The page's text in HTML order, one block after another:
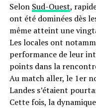
Selon Sud-Ouest,
ont été dominées dès
même atteint une
Les locales ont
performance de leur
points dans la
Au match aller, le 1er
Landes s’étaient
Cette fois, la